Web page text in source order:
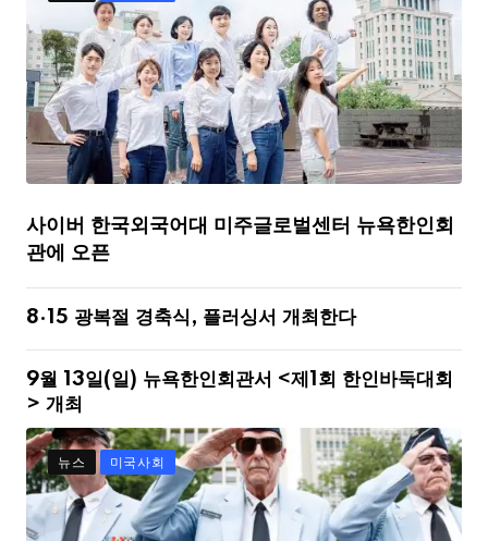
사이버 한국외국어대 미주글로벌센터 뉴욕한인회
관에 오픈
8·15 광복절 경축식, 플러싱서 개최한다
9월 13일(일) 뉴욕한인회관서 <제1회 한인바둑대회
> 개최
뉴스 미국사회